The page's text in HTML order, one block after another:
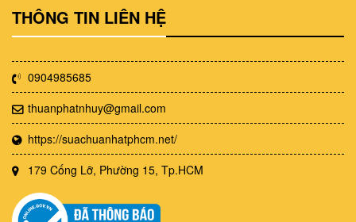
THÔNG TIN LIÊN HỆ
0904985685
thuanphatnhuy@gmail.com
https://suachuanhatphcm.net/
179 Cống Lỡ, Phường 15, Tp.HCM